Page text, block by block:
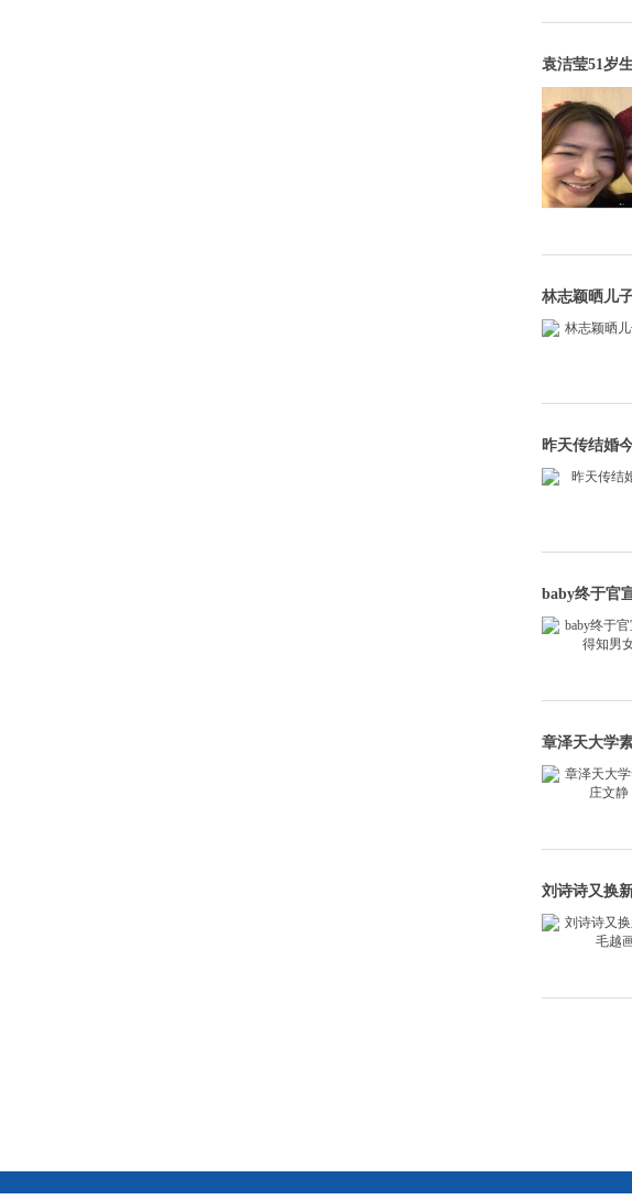
袁洁莹51岁
林志颖晒儿
昨天传结婚
baby终于官
章泽天大学
刘诗诗又换